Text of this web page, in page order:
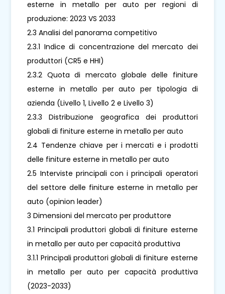
esterne in metallo per auto per regioni di
produzione: 2023 VS 2033
2.3 Analisi del panorama competitivo
2.3.1 Indice di concentrazione del mercato dei
produttori (CR5 e HHI)
2.3.2 Quota di mercato globale delle finiture
esterne in metallo per auto per tipologia di
azienda (Livello 1, Livello 2 e Livello 3)
2.3.3 Distribuzione geografica dei produttori
globali di finiture esterne in metallo per auto
2.4 Tendenze chiave per i mercati e i prodotti
delle finiture esterne in metallo per auto
2.5 Interviste principali con i principali operatori
del settore delle finiture esterne in metallo per
auto (opinion leader)
3 Dimensioni del mercato per produttore
3.1 Principali produttori globali di finiture esterne
in metallo per auto per capacità produttiva
3.1.1 Principali produttori globali di finiture esterne
in metallo per auto per capacità produttiva
(2023-2033)